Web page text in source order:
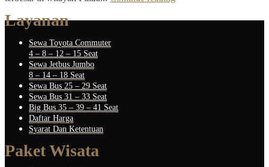
Layanan
Sewa Toyota Commuter
4 – 8 – 12 – 15 Seat
Sewa Jetbus Jumbo
8 – 14 – 18 Seat
Sewa Bus 25 – 29 Seat
Sewa Bus 31 – 33 Seat
Big Bus 35 – 39 – 41 Seat
Daftar Harga
Syarat Dan Ketentuan
Paket Wisata